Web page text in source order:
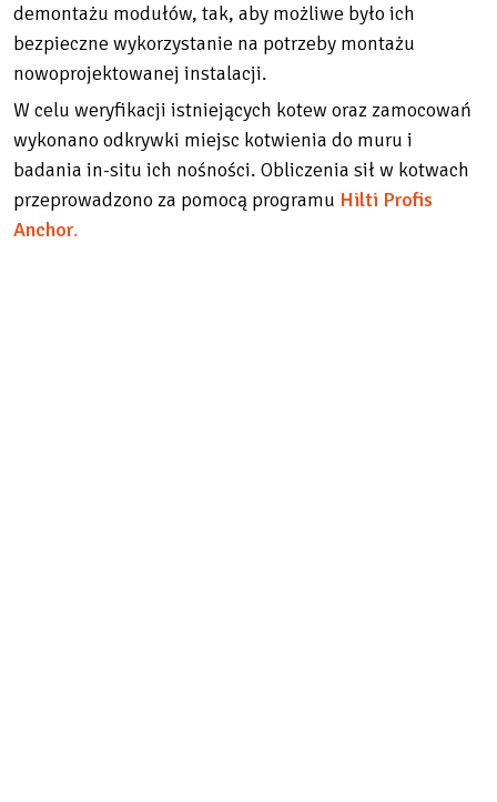
demontażu modułów, tak, aby możliwe było ich
bezpieczne wykorzystanie na potrzeby montażu
nowoprojektowanej instalacji.
W celu weryfikacji istniejących kotew oraz zamocowań
wykonano odkrywki miejsc kotwienia do muru i
badania in-situ ich nośności. Obliczenia sił w kotwach
przeprowadzono za pomocą programu Hilti Profis
Anchor.